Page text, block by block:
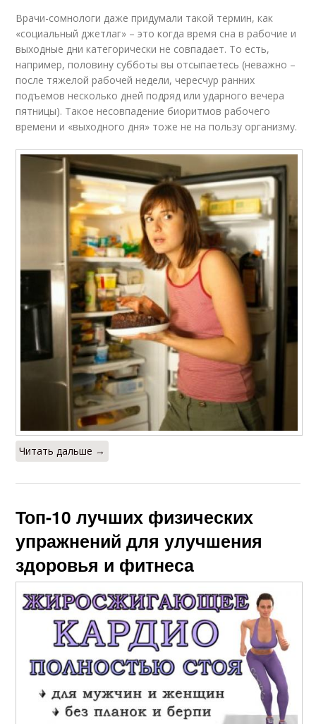
Врачи-сомнологи даже придумали такой термин, как
«социальный джетлаг» – это когда время сна в рабочие и
выходные дни категорически не совпадает. То есть,
например, половину субботы вы отсыпаетесь (неважно –
после тяжелой рабочей недели, чересчур ранних
подъемов несколько дней подряд или ударного вечера
пятницы). Такое несовпадение биоритмов рабочего
времени и «выходного дня» тоже не на пользу организму.
Читать дальше →
Топ-10 лучших физических
упражнений для улучшения
здоровья и фитнеса